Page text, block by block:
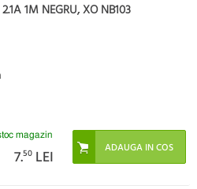
1M NEGRU, XO NB103
magazin
7.50 LEI